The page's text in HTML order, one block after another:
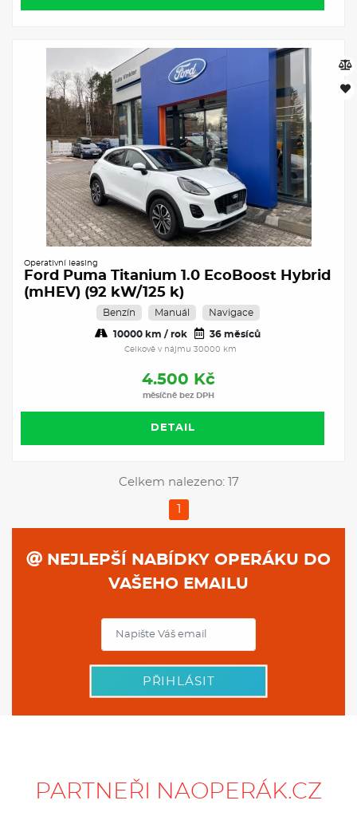
Operativní leasing
Ford Puma Titanium 1.0 EcoBoost Hybrid
(mHEV) (92 kW/125 k)
Benzín Manuál Navigace
10000 km / rok 36 měsíců
Celkově v nájmu 30000 km
4.500 Kč
měsíčně bez DPH
DETAIL
Celkem nalezeno: 17
NEJLEPŠÍ NABÍDKY OPERÁKU DO
VAŠEHO EMAILU
PŘIHLÁSIT
PARTNEŘI NAOPERÁK.CZ